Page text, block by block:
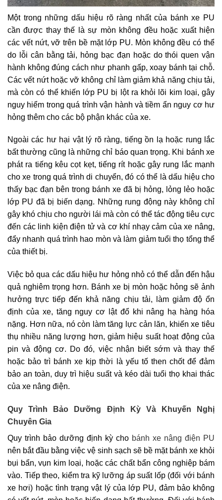
Một trong những dấu hiệu rõ ràng nhất của bánh xe PU
cần được thay thế là sự mòn không đều hoặc xuất hiện
các vết nứt, vỡ trên bề mặt lớp PU. Mòn không đều có thể
do lỗi cân bằng tải, hỏng bạc đạn hoặc do thói quen vận
hành không đúng cách như phanh gấp, xoay bánh tại chỗ.
Các vết nứt hoặc vỡ không chỉ làm giảm khả năng chịu tải,
mà còn có thể khiến lớp PU bị lột ra khỏi lõi kim loại, gây
nguy hiểm trong quá trình vận hành và tiềm ẩn nguy cơ hư
hỏng thêm cho các bộ phận khác của xe.
Ngoài các hư hại vật lý rõ ràng, tiếng ồn lạ hoặc rung lắc
bất thường cũng là những chỉ báo quan trọng. Khi bánh xe
phát ra tiếng kêu cọt kẹt, tiếng rít hoặc gây rung lắc mạnh
cho xe trong quá trình di chuyển, đó có thể là dấu hiệu cho
thấy bạc đạn bên trong bánh xe đã bị hỏng, lỏng lẻo hoặc
lớp PU đã bị biến dạng. Những rung động này không chỉ
gây khó chịu cho người lái mà còn có thể tác động tiêu cực
đến các linh kiện điện tử và cơ khí nhạy cảm của xe nâng,
đẩy nhanh quá trình hao mòn và làm giảm tuổi thọ tổng thể
của thiết bị.
Việc bỏ qua các dấu hiệu hư hỏng nhỏ có thể dẫn đến hậu
quả nghiêm trọng hơn. Bánh xe bị mòn hoặc hỏng sẽ ảnh
hưởng trực tiếp đến khả năng chịu tải, làm giảm độ ổn
định của xe, tăng nguy cơ lật đổ khi nâng hạ hàng hóa
nặng. Hơn nữa, nó còn làm tăng lực cản lăn, khiến xe tiêu
thụ nhiều năng lượng hơn, giảm hiệu suất hoạt động của
pin và động cơ. Do đó, việc nhận biết sớm và thay thế
hoặc bảo trì bánh xe kịp thời là yếu tố then chốt để đảm
bảo an toàn, duy trì hiệu suất và kéo dài tuổi thọ khai thác
của xe nâng điện.
Quy Trình Bảo Dưỡng Định Kỳ Và Khuyến Nghị
Chuyên Gia
Quy trình bảo dưỡng định kỳ cho bánh xe nâng điện PU
nên bắt đầu bằng việc vệ sinh sạch sẽ bề mặt bánh xe khỏi
bụi bẩn, vụn kim loại, hoặc các chất bẩn công nghiệp bám
vào. Tiếp theo, kiểm tra kỹ lưỡng áp suất lốp (đối với bánh
xe hơi) hoặc tình trạng vật lý của lớp PU, đảm bảo không